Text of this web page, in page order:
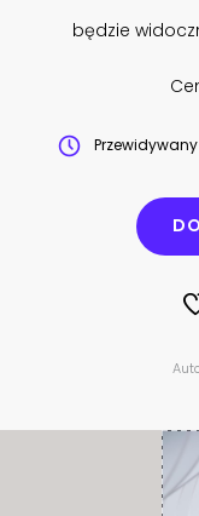
będzie